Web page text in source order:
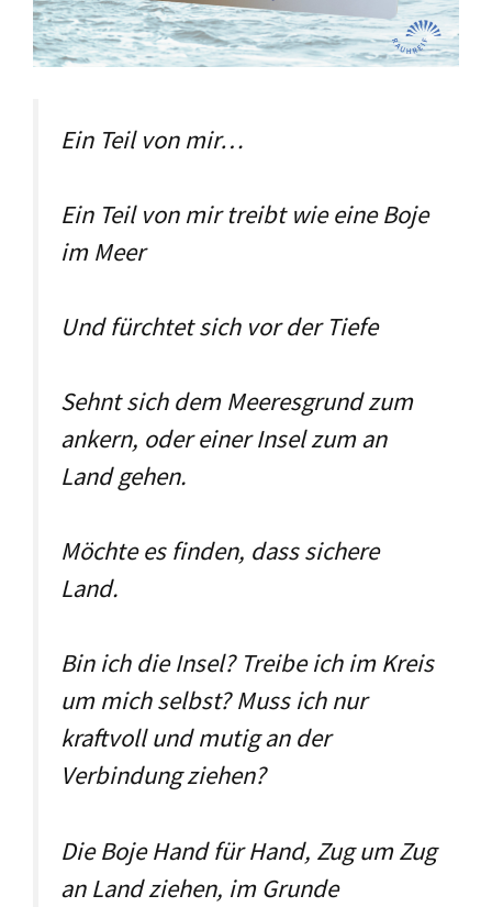
Ein Teil von mir…
Ein Teil von mir treibt wie eine Boje
im Meer
Und fürchtet sich vor der Tiefe
Sehnt sich dem Meeresgrund zum
ankern, oder einer Insel zum an
Land gehen.
Möchte es finden, dass sichere
Land.
Bin ich die Insel? Treibe ich im Kreis
um mich selbst? Muss ich nur
kraftvoll und mutig an der
Verbindung ziehen?
Die Boje Hand für Hand, Zug um Zug
an Land ziehen, im Grunde